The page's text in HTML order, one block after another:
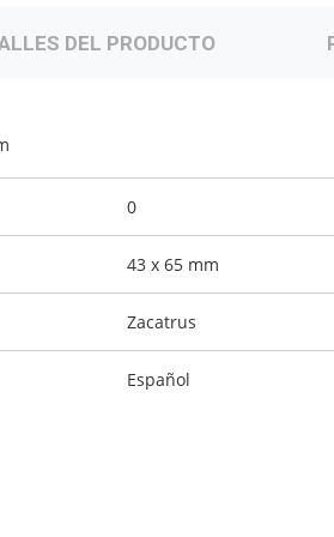
DEL PRODUCTO
0
43 x 65 mm
Zacatrus
Español